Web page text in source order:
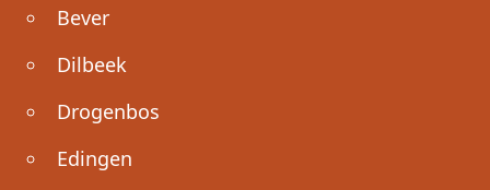
Bever
Dilbeek
Drogenbos
Edingen